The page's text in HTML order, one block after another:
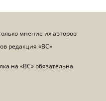
мнение их авторов
редакция «ВС»
на «ВС» обязательна